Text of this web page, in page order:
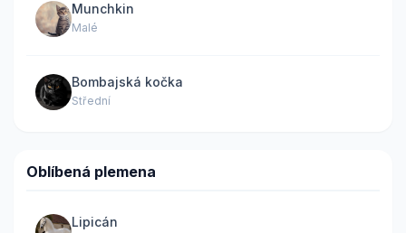
Munchkin
Malé
Bombajská kočka
Střední
Oblíbená plemena
Lipicán